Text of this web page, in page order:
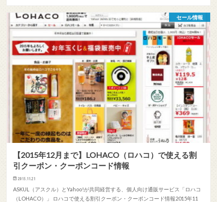
セール情報
【2015年12月まで】LOHACO（ロハコ）で使える割
引クーポン・クーポンコード情報
2015.11.21
ASKUL（アスクル）とYahoo!が共同経営する、個人向け通販サービス「ロハコ
（LOHACO）」 ロハコで使える割引クーポン・クーポンコード情報2015年11